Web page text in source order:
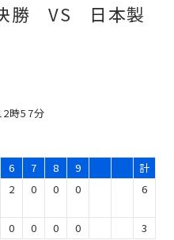
勝 VS 日本製
時57分
6 7 8 9
計
2 0 0 0 6
0 0 0 0 3